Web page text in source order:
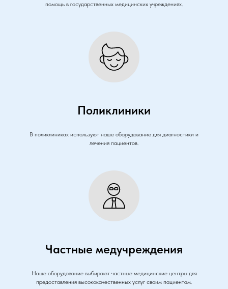
помощь в государственных медицинских учреждениях.
Поликлиники
В поликлиниках используют наше оборудование для диагностики и
лечения пациентов.
Частные медучреждения
Наше оборудование выбирают частные медицинские центры для
предоставления высококачественных услуг своим пациентам.